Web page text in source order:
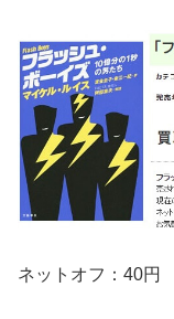
ネットオフ：40円